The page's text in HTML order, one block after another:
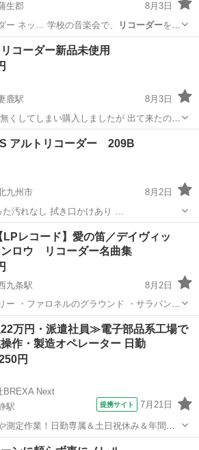
生郡
8月3日
ー ネッ… 学校の音楽会で、 リコーダーを首
セサリー
コーダー新品未使用
鹿駅
8月3日
くしてしまい購入しましたが 出て来たので
その他 リコーダー
AULOS アルトリコーダー 209B
九州市
8月2日
汚れなし 拭き口かけあり …
楽器、笛、ハーモニカ AULOS
LPレコード】愛の笛／デイヴィッ
ンロウ リコーダー名曲集
九条駅
8月2日
ー ・ファロネルのグラウンド ・サラバン
ドー風メヌエット ・6羽の鳥の鳴き声 ・ソ
ンド風ユーモアにもとずくグラウンド ・ソ
駅 その他 リコーダー
万円・派遣社員≫電子部品系工場で
作・製造オペレーター 日勤
円
BREXA Next
駅
提携サイト 7月21日
測定作業！日勤専属＆土日祝休み＆年間休
作業★マイカー通勤OK＆無料駐車場あり
その他